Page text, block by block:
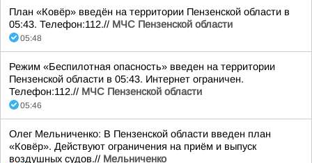
План «Ковёр» введён на территории Пензенской области в
05:43. Телефон:112.// МЧС Пензенской области
05:48
Режим «Беспилотная опасность» введен на территории
Пензенской области в 05:43. Интернет ограничен.
Телефон:112.// МЧС Пензенской области
05:46
Олег Мельниченко: В Пензенской области введен план
«Ковёр». Действуют ограничения на приём и выпуск
воздушных судов.// Мельниченко